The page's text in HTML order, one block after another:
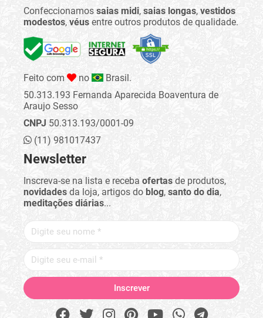
Confeccionamos saias midi, saias longas, vestidos
modestos, véus entre outros produtos de qualidade.
Feito com no
Brasil.
50.313.193 Fernanda Aparecida Boaventura de
Araujo Sesso
CNPJ 50.313.193/0001-09
(11) 981017437
Newsletter
Inscreva-se na lista e receba ofertas de produtos,
novidades da loja, artigos do blog, santo do dia,
meditações diárias...